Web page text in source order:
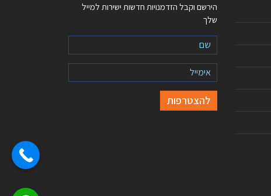
הירשם וקבל הזדמנויות חדשות ישירות למייל
שלך